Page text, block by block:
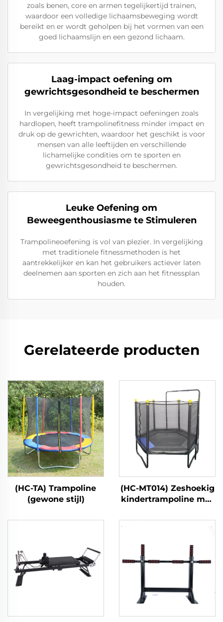
zoals benen, core en armen tegelijkertijd trainen,
waardoor een volledige lichaamsbeweging wordt
bereikt en er wordt geholpen bij het vormen van een
goed lichaamslijn en een gezond lichaam.
Laag-impact oefening om
gewrichtsgesondheid te beschermen
In vergelijking met hoge-impact oefeningen zoals
hardlopen, heeft trampolinefitness minder impact en
druk op de gewrichten, waardoor het geschikt is voor
mensen van alle leeftijden en verschillende
lichamelijke condities om te sporten en
gewrichtsgesondheid te beschermen.
Leuke Oefening om
Beweegenthousiasme te Stimuleren
Trampolineoefening is vol van plezier. In vergelijking
met traditionele fitnessmethoden is het
aantrekkelijker en kan het gebruikers actiever laten
deelnemen aan sporten en zich aan het fitnessplan
houden.
Gerelateerde producten
(HC-TA) Trampoline
(gewone stijl)
(HC-MT014) Zeshoekig
kindertrampoline met